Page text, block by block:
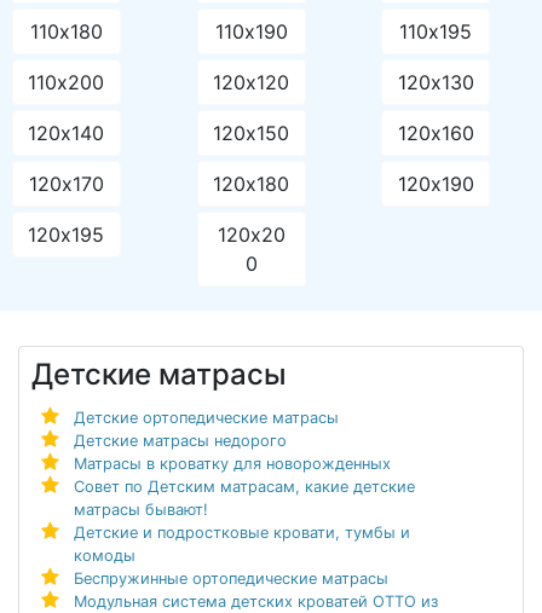
110х180 110х190 110х195
110х200 120х120 120х130
120х140 120х150 120х160
120х170 120х180 120х190
120х195
120х20
0
Детские матрасы
Детские ортопедические матрасы
Детские матрасы недорого
Матрасы в кроватку для новорожденных
Совет по Детским матрасам, какие детские
матрасы бывают!
Детские и подростковые кровати, тумбы и
комоды
Беспружинные ортопедические матрасы
Модульная система детских кроватей ОТТО из